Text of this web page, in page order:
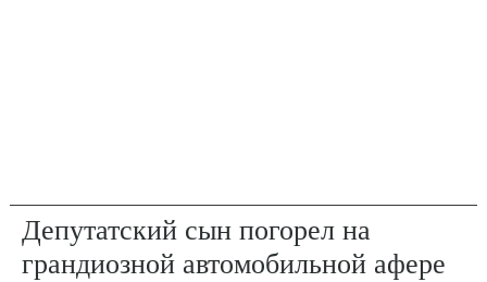
Депутатский сын погорел на
грандиозной автомобильной афере